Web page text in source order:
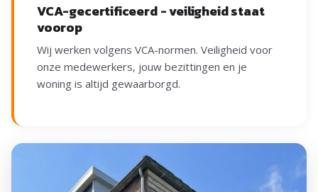
VCA-gecertificeerd - veiligheid staat
voorop
Wij werken volgens VCA-normen. Veiligheid voor
onze medewerkers, jouw bezittingen en je
woning is altijd gewaarborgd.